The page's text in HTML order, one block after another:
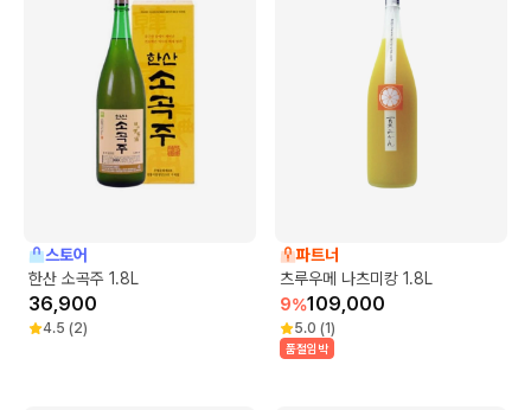
스토어
한산 소곡주 1.8L
36,900
4.5 (2)
파트너
츠루우메 나츠미캉 1.8L
9%109,000
5.0 (1)
품절임박